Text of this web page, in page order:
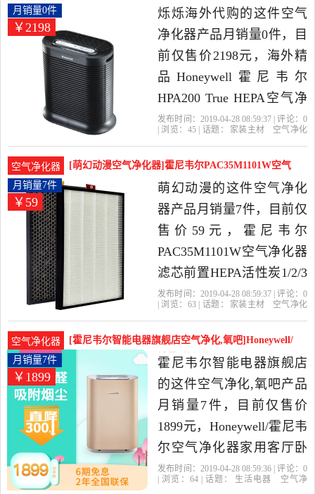
性价比很高的空气净化,氧
吧，由江苏 南京发货。
尔 月销量0件仅售2198元
￥2198
月销量0件
烁烁海外代购的这件空气
净化器产品月销量0件，目
前仅售价2198元，海外精
品Honeywell霍尼韦尔
HPA200 True HEPA空气净
化器 310平米是2019年烁烁
中性价比很高的空气净化
器，由德国发货。
发布时间：2019-04-28 08:59:37 | 评论： 0
| 浏览： 45| 话题： 家装主材
空气净化
空气净化器
[萌幻动漫空气净化器]霍尼韦尔PAC35M1101W空气
净月销量7件仅售59元
￥59
月销量7件
萌幻动漫的这件空气净化
器产品月销量7件，目前仅
售价59元，霍尼韦尔
PAC35M1101W空气净化器
滤芯前置HEPA活性炭1/2/3
号过滤网是2019年萌幻动
比很高的空气净化器，由
广东 东莞发货。
发布时间：2019-04-28 08:59:37 | 评论： 0
| 浏览： 63| 话题： 家装主材
空气净化
空气净化器
[霍尼韦尔智能电器旗舰店空气净化,氧吧]Honeywell/
霍尼韦尔空气净化月销量7件仅售1899元
￥1899
月销量7件
霍尼韦尔智能电器旗舰店
的这件空气净化,氧吧产品
月销量7件，目前仅售价
1899元，Honeywell/霍尼韦
尔空气净化器家用客厅卧
室除甲醛烟尘花粉异味是
发布时间：2019-04-28 08:59:36 | 评论： 0
| 浏览： 64| 话题： 生活电器
空气净